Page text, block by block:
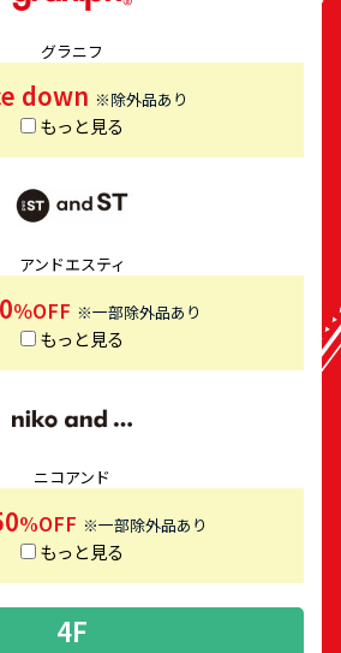
グラニフ
down ※除外品あり
もっと見る
アンドエスティ
％OFF ※一部除外品あり
もっと見る
ニコアンド
%OFF ※一部除外品あり
もっと見る
4F